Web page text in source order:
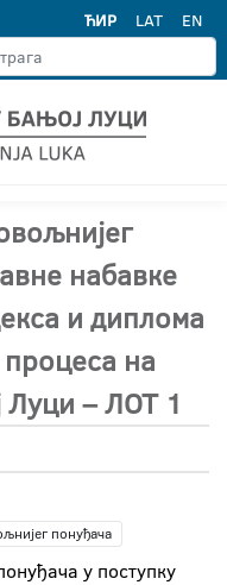
ЋИР LAT EN
набавке
и диплома
на
Луци – ЛОТ 1
понуђача
у поступку